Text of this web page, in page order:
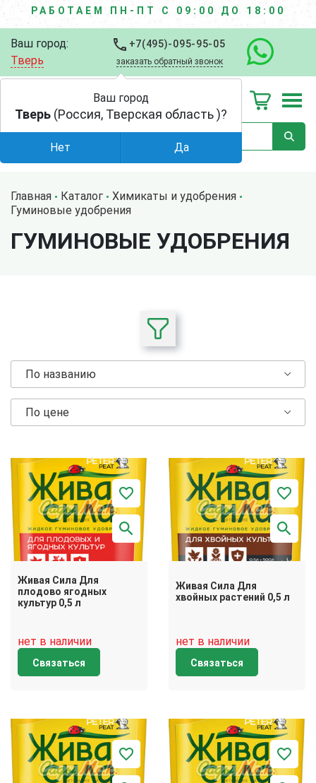
РАБОТАЕМ ПН-ПТ С 09:00 ДО 18:00
Ваш город:
Тверь
+7(495)-095-95-05
заказать обратный звонок
Главная Каталог
Химикаты и удобрения
Гуминовые удобрения
ГУМИНОВЫЕ УДОБРЕНИЯ
По названию
По цене
Живая Сила Для
плодово ягодных
культур 0,5 л
нет в наличии
Связаться
Живая Сила Для
хвойных растений 0,5 л
нет в наличии
Связаться
Ваш город
Тверь (Россия, Тверская область )?
Нет Да